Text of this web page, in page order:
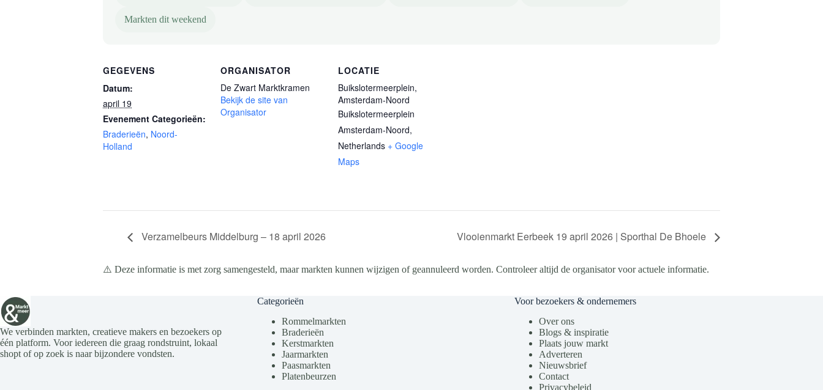
Markten dit weekend
GEGEVENS
Datum:
april 19
Evenement Categorieën:
Braderieën, Noord-
Holland
ORGANISATOR
De Zwart Marktkramen
Bekijk de site van
Organisator
LOCATIE
Buikslotermeerplein,
Amsterdam-Noord
Buikslotermeerplein
Amsterdam-Noord,
Netherlands + Google
Maps
Verzamelbeurs Middelburg – 18 april 2026 Vlooienmarkt Eerbeek 19 april 2026 | Sporthal De Bhoele
⚠️ Deze informatie is met zorg samengesteld, maar markten kunnen wijzigen of geannuleerd worden. Controleer altijd de organisator voor actuele informatie.
We verbinden markten, creatieve makers en bezoekers op
één platform. Voor iedereen die graag rondstruint, lokaal
shopt of op zoek is naar bijzondere vondsten.
Categorieën
Rommelmarkten
Braderieën
Kerstmarkten
Jaarmarkten
Paasmarkten
Platenbeurzen
Voor bezoekers & ondernemers
Over ons
Blogs & inspiratie
Plaats jouw markt
Adverteren
Nieuwsbrief
Contact
Privacybeleid